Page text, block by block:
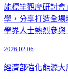
能標竿觀摩研討
學，分享打造全
學界人士熱烈參與
2026.02.06
經濟部強化能源